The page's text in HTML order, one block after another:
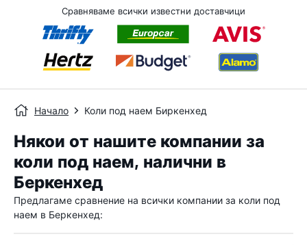
Сравняваме всички известни доставчици
Начало Коли под наем Биркенхед
Някои от нашите компании за
коли под наем, налични в
Беркенхед
Предлагаме сравнение на всички компании за коли под
наем в Беркенхед: